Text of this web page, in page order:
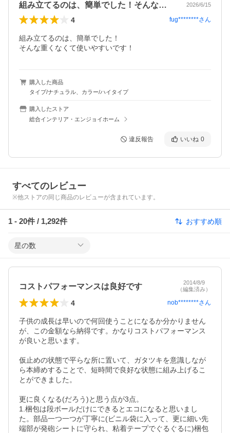
組み立てるのは、簡単でした！そんな重く… 2026/6/15
4 fug********さん
組み立てるのは、簡単でした！
そんな重くなくて使いやすいです！
購入した商品
タイプ/ナチュラル、カラー/ハイタイプ
購入したストア
総合インテリア・エンジョイホーム
違反報告 いいね 0
すべてのレビュー
※他ストアの同じ商品のレビューが含まれています。
1 - 20件 / 1,292件 おすすめ順
星の数
コストパフォーマンスは良好です
2014/8/9
（編集済み）
4 nob********さん
子供の成長は早いので何回使うことになるか分かりません
が、この金額なら納得です。かなりコストパフォーマンス
が良いと思います。
仮止めの状態で平らな所に置いて、ガタツキを意識しなが
ら本締めすることで、短時間で良好な状態に組み上げるこ
とができました。
更に良くなる(だろう)と思う点が3点。
1.梱包は段ボールだけにできるとエコになると思いまし
た。部品一つ一つが丁寧に(ビニル袋に入って、更に細い先
端部が発砲シートに守られ、粘着テープでぐるぐるに)梱包